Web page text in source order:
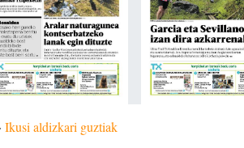
Ikusi aldizkari guztiak